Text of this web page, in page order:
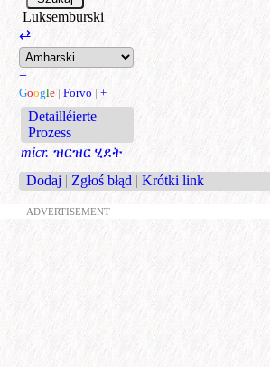
Luksemburski
⇄
+
Google | Forvo | +
Detailléierte
Prozess
micr. ዝርዝር ሂደት
Dodaj | Zgłoś błąd | Krótki link
ADVERTISEMENT